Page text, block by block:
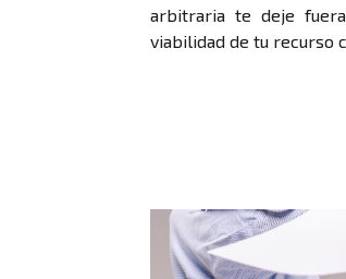
arbitraria te deje
viabilidad de tu recurso